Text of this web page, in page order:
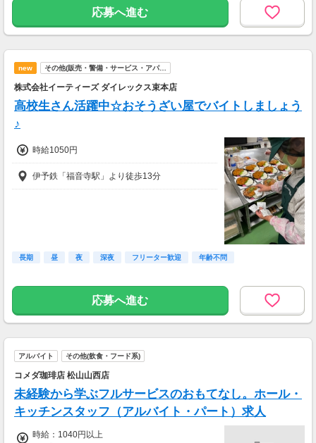
応募へ進む
new その他(販売・警備・サービス・アパ…
株式会社イーティーズ ダイレックス束本店
高校生さん活躍中☆おそうざい屋でバイトしましょう
♪
時給1050円
伊予鉄「福音寺駅」より徒歩13分
長期 昼 夜 深夜 フリーター歓迎 年齢不問
応募へ進む
アルバイト その他(飲食・フード系)
コメダ珈琲店 松山山西店
未経験から学ぶフルサービスのおもてなし。ホール・
キッチンスタッフ（アルバイト・パート）求人
時給：1040円以上